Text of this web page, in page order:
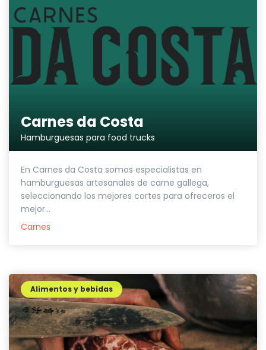
Carnes da Costa
Hamburguesas para food trucks
En Carnes da Costa somos especialistas en
hamburguesas artesanales de carne gallega,
seleccionando los mejores cortes para ofreceros el
mejor...
Carnes
Alimentos y bebidas